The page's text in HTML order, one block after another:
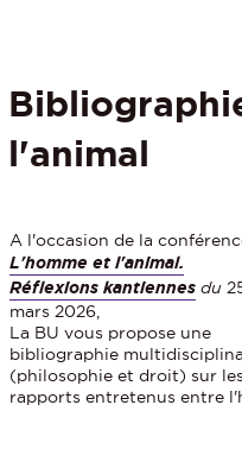
l'animal
A l'occasion de la
L'homme et l'animal.
Réflexions kantiennes du
mars 2026,
La BU vous propose une
bibliographie
(philosophie et droit) sur les
rapports entretenus entre